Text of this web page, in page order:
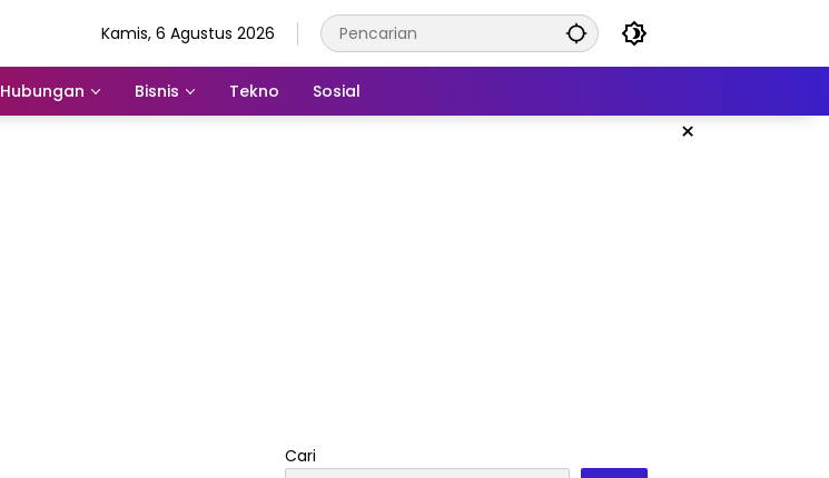
Kamis, 6 Agustus 2026
Hubungan Bisnis Tekno Sosial
×
Cari